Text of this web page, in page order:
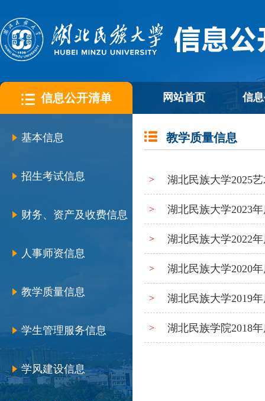
信息公开清单 网站首页 信
基本信息
招生考试信息
财务、资产及收费信息
人事师资信息
教学质量信息
学生管理服务信息
学风建设信息
教学质量信息
> 湖北民族大学2025
> 湖北民族大学2023
> 湖北民族大学2022
> 湖北民族大学2020
> 湖北民族大学2019
> 湖北民族学院2018